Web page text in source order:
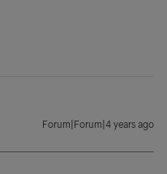
Forum|Forum|4 years ago